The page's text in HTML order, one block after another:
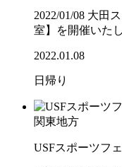
2022/01/08 大田
室】を開催いた
2022.01.08
日帰り
関東地方
USFスポーツフ